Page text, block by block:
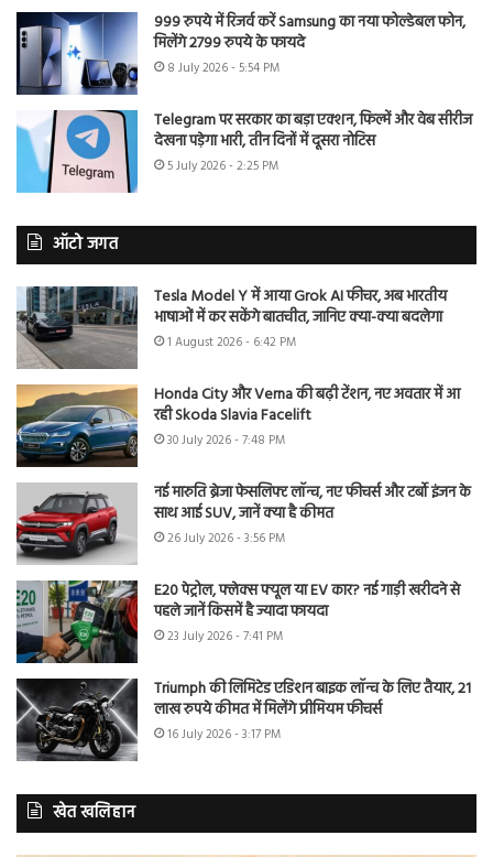
999 रुपये में रिजर्व करें Samsung का नया फोल्डेबल फोन,
मिलेंगे 2799 रुपये के फायदे
8 July 2026 - 5:54 PM
Telegram पर सरकार का बड़ा एक्शन, फिल्में और वेब सीरीज
देखना पड़ेगा भारी, तीन दिनों में दूसरा नोटिस
5 July 2026 - 2:25 PM
ऑटो जगत
Tesla Model Y में आया Grok AI फीचर, अब भारतीय
भाषाओं में कर सकेंगे बातचीत, जानिए क्या-क्या बदलेगा
1 August 2026 - 6:42 PM
Honda City और Verna की बढ़ी टेंशन, नए अवतार में आ
रही Skoda Slavia Facelift
30 July 2026 - 7:48 PM
नई मारुति ब्रेजा फेसलिफ्ट लॉन्च, नए फीचर्स और टर्बो इंजन के
साथ आई SUV, जानें क्या है कीमत
26 July 2026 - 3:56 PM
E20 पेट्रोल, फ्लेक्स फ्यूल या EV कार? नई गाड़ी खरीदने से
पहले जानें किसमें है ज्यादा फायदा
23 July 2026 - 7:41 PM
Triumph की लिमिटेड एडिशन बाइक लॉन्च के लिए तैयार, 21
लाख रुपये कीमत में मिलेंगे प्रीमियम फीचर्स
16 July 2026 - 3:17 PM
खेत खलिहान